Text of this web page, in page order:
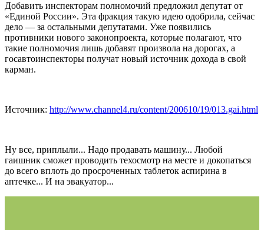
Добавить инспекторам полномочий предложил депутат от
«Единой России». Эта фракция такую идею одобрила, сейчас
дело — за остальными депутатами. Уже появились
противники нового законопроекта, которые полагают, что
такие полномочия лишь добавят произвола на дорогах, а
госавтоинспекторы получат новый источник дохода в свой
карман.
Источник: http://www.channel4.ru/content/200610/19/013.gai.html
Ну все, приплыли... Надо продавать машину... Любой
гаишник сможет проводить техосмотр на месте и докопаться
до всего вплоть до просроченных таблеток аспирина в
аптечке... И на эвакуатор...